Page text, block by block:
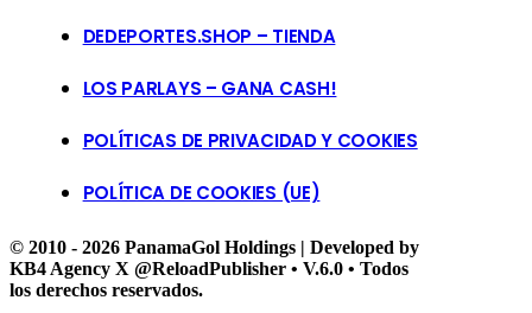
DEDEPORTES.SHOP – TIENDA
LOS PARLAYS – GANA CASH!
POLÍTICAS DE PRIVACIDAD Y COOKIES
POLÍTICA DE COOKIES (UE)
© 2010 - 2026 PanamaGol Holdings | Developed by
KB4 Agency X @ReloadPublisher • V.6.0 • Todos
los derechos reservados.